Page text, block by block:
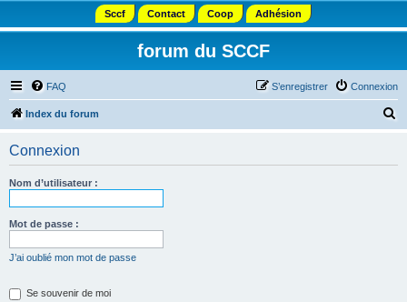
Sccf Contact Coop Adhésion
forum du SCCF
FAQ Connexion
S’enregistrer
Index du forum
Connexion
Nom d’utilisateur :
Mot de passe :
J’ai oublié mon mot de passe
Se souvenir de moi